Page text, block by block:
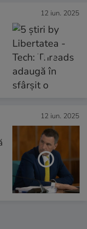
12 iun. 2025
12 iun. 2025